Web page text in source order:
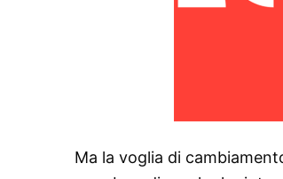
Ma la voglia di